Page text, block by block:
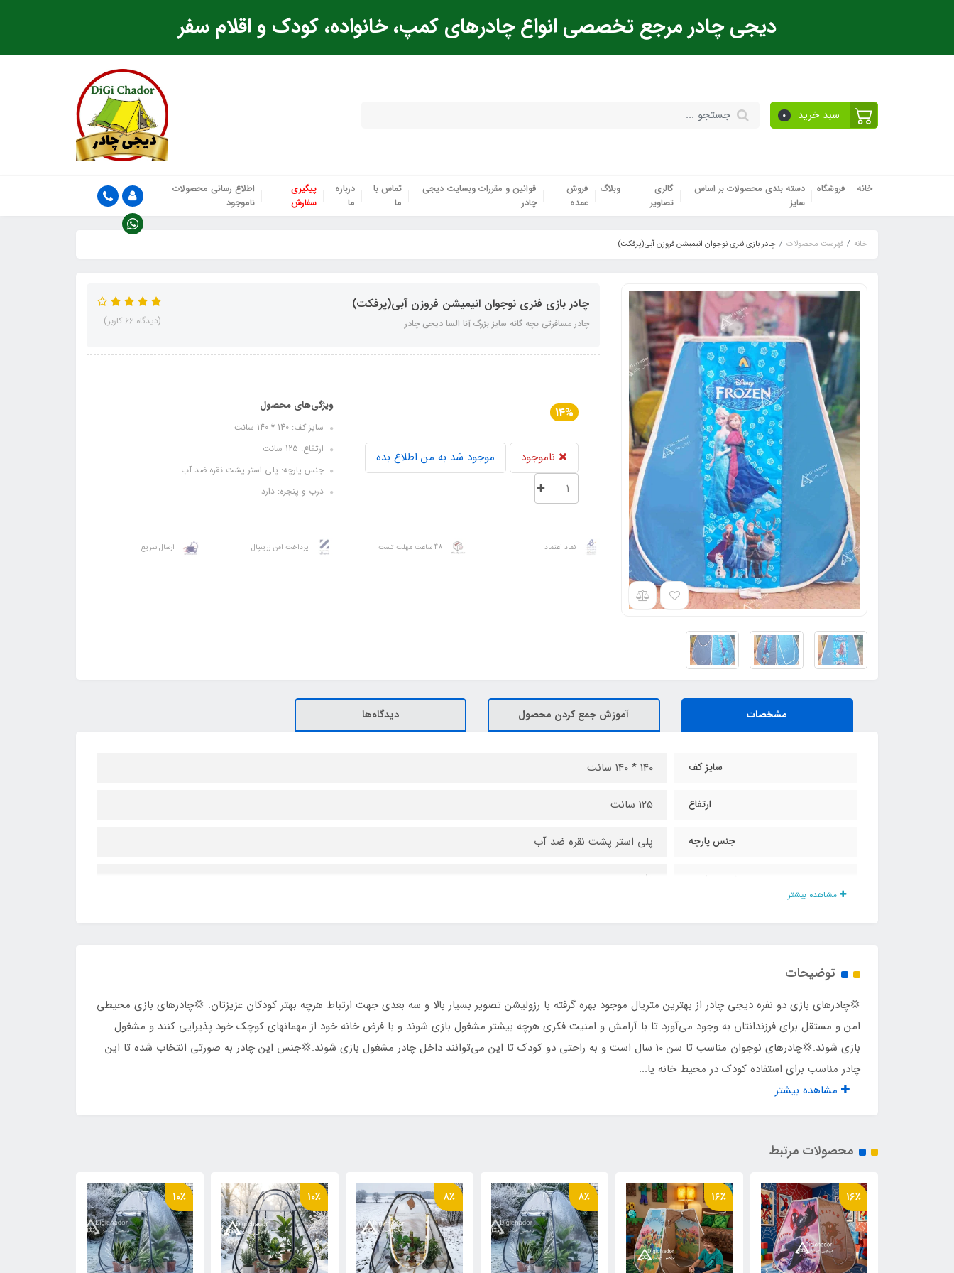
دیجی چادر مرجع تخصصی انواع چادرهای کمپ، خانواده، کودک و اقلام سفر
سبد خرید 0
خانه فروشگاه
دسته بندی محصولات بر اساس
سایز
گالری
تصاویر
وبلاگ
فروش
عمده
قوانین و مقررات وبسایت دیجی
چادر
تماس با
ما
درباره
ما
پیگیری
سفارش
اطلاع رسانی محصولات
ناموجود
خانه فهرست محصولات چادر بازی فنری نوجوان انیمیشن فروزن آبی(پرفکت)
چادر بازی فنری نوجوان انیمیشن فروزن آبی(پرفکت)
چادر مسافرتی بچه گانه سایز بزرگ آنا السا دیجی چادر (دیدگاه 66 کاربر)
14%
ناموجود موجود شد به من اطلاع بده
ویژگی‌های محصول
سایز کف: 140 * 140 سانت
ارتفاع: 125 سانت
جنس پارچه: پلی استر پشت نقره ضد آب
درب و پنجره: دارد
نماد اعتماد 48 ساعت مهلت تست پرداخت امن زرینپال ارسال سریع
مشخصات آموزش جمع کردن محصول دیدگاه‌ها
سایز کف 140 * 140 سانت
ارتفاع 125 سانت
جنس پارچه پلی استر پشت نقره ضد آب
درب و پنجره دارد
جنس کف پلی استر پشت نقره ضد آب
2500 گرم
مشاهده بیشتر
توضیحات
​​​​💢چادرهای بازی دو نفره دیجی چادر از بهترین متریال موجود بهره گرفته با رزولیشن تصویر بسیار بالا و سه بعدی جهت ارتباط هرچه بهتر کودکان عزیزتان. 💢چادرهای بازی محیطی
امن و مستقل برای فرزندانتان به وجود می‌آورد تا با آرامش و امنیت فکری هرچه بیشتر مشغول بازی شوند و با فرض خانه خود از مهمانهای کوچک خود پذیرایی کنند و مشغول
بازی شوند.💢چادرهای نوجوان مناسب تا سن 10 سال است و به راحتی دو کودک تا این می‌توانند داخل چادر مشغول بازی شوند.💢جنس این چادر به صورتی انتخاب شده تا این
چادر مناسب برای استفاده کودک در محیط خانه یا...
مشاهده بیشتر
محصولات مرتبط
16٪ 16٪ 8٪ 8٪ 10٪ 10٪